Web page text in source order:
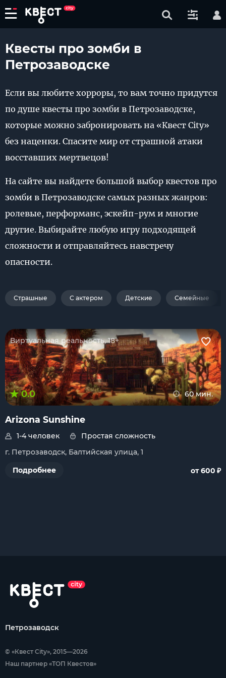
Квесты про зомби в
Петрозаводске
Если вы любите хорроры, то вам точно придутся
по душе квесты про зомби в Петрозаводске,
которые можно забронировать на «Квест City»
без наценки. Спасите мир от страшной атаки
восставших мертвецов!
На сайте вы найдете большой выбор квестов про
зомби в Петрозаводске самых разных жанров:
ролевые, перформанс, эскейп-рум и многие
другие. Выбирайте любую игру подходящей
сложности и отправляйтесь навстречу
опасности.
Страшные С актером Детские Семейные
Виртуальная реальность, 18+
0.0 60 мин.
Arizona Sunshine
1-4 человек
Простая сложность
г. Петрозаводск, Балтийская улица, 1
Подробнее
от 600 ₽
Петрозаводск
© «Квест City», 2015—2026
Наш партнер «ТОП Квестов»